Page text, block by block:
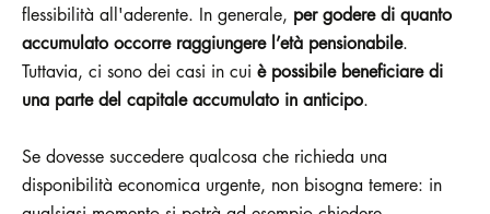
flessibilità all'aderente. In generale, per godere di quanto
accumulato occorre raggiungere l’età pensionabile.
Tuttavia, ci sono dei casi in cui è possibile beneficiare di
una parte del capitale accumulato in anticipo.
Se dovesse succedere qualcosa che richieda una
disponibilità economica urgente, non bisogna temere: in